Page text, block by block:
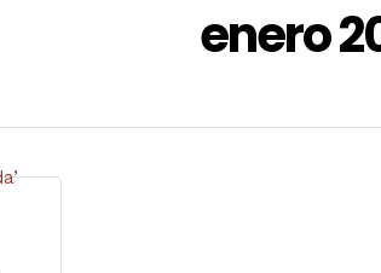
enero